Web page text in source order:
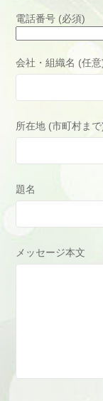
電話番号 (必須)
会社・組織名 (任意
所在地 (市町村ま
題名
メッセージ本文